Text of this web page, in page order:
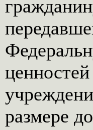
размере